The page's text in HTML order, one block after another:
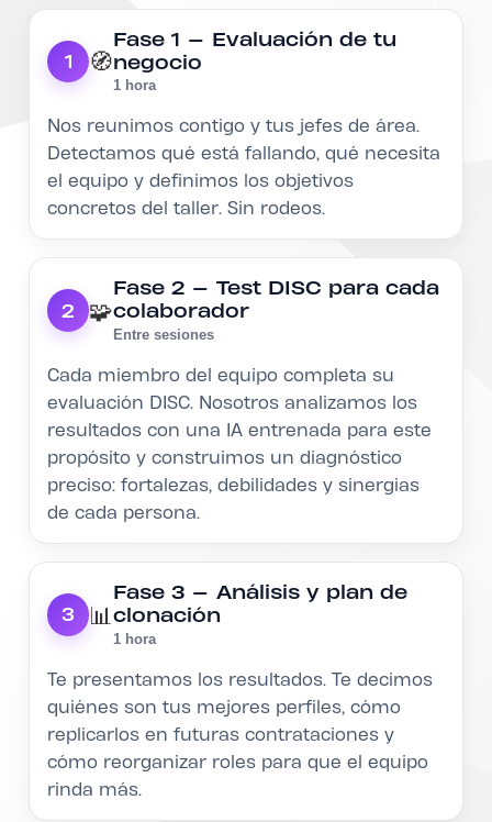
1 🧭
Fase 1 — Evaluación de tu
negocio
1 hora
Nos reunimos contigo y tus jefes de área.
Detectamos qué está fallando, qué necesita
el equipo y definimos los objetivos
concretos del taller. Sin rodeos.
2 🧩
Fase 2 — Test DISC para cada
colaborador
Entre sesiones
Cada miembro del equipo completa su
evaluación DISC. Nosotros analizamos los
resultados con una IA entrenada para este
propósito y construimos un diagnóstico
preciso: fortalezas, debilidades y sinergias
de cada persona.
3 📊
Fase 3 — Análisis y plan de
clonación
1 hora
Te presentamos los resultados. Te decimos
quiénes son tus mejores perfiles, cómo
replicarlos en futuras contrataciones y
cómo reorganizar roles para que el equipo
rinda más.